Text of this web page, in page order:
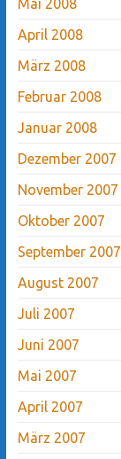
Mai 2008
April 2008
März 2008
Februar 2008
Januar 2008
Dezember 2007
November 2007
Oktober 2007
September 2007
August 2007
Juli 2007
Juni 2007
Mai 2007
April 2007
März 2007